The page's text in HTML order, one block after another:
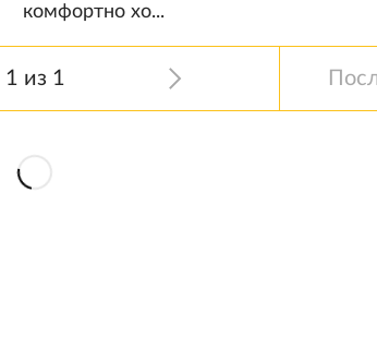
комфортно хо...
1 из 1